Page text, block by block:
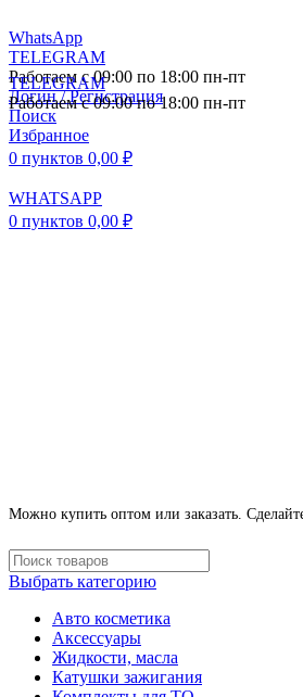
WhatsApp
TELEGRAM
Работаем с 09:00 по 18:00 пн-пт
Логин / Регистрация
Поиск
Избранное
0 пунктов 0,00 ₽
WHATSAPP
0 пунктов 0,00 ₽
TELEGRAM
Работаем с 09:00 по 18:00 пн-пт
Можно купить оптом или заказать.
Выбрать категорию
Авто косметика
Аксессуары
Жидкости, масла
Катушки зажигания